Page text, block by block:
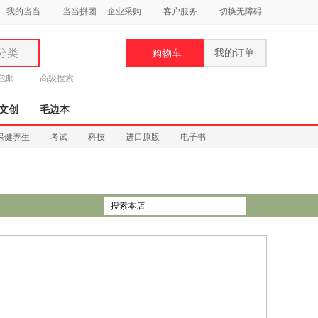
我的当当 当当拼团 企业采购 客户服务 切换无障碍
类
邮 高级搜索
购物车 我的订单
创 毛边本
健养生 考试 科技 进口原版 电子书